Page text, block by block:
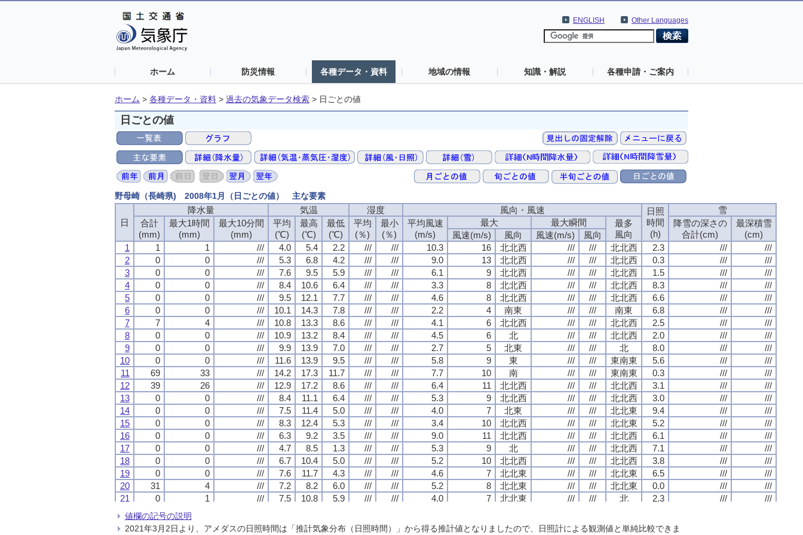
Other Languages
ENGLISH
ホーム 防災情報 各種データ・資料 地域の情報 知識・解説 各種申請・ご案内
ホーム > 各種データ・資料 > 過去の気象データ検索 > 日ごとの値
日ごとの値
野母崎（長崎県) 2008年1月（日ごとの値） 主な要素
日
降水量 気温 湿度 風向・風速
日照
時間
(h)
雪
合計
(mm)
最大1時間
(mm)
最大10分間
(mm)
平均
(℃)
最高
(℃)
最低
(℃)
平均
(％)
最小
(％)
平均風速
(m/s)
最大 最大瞬間
最多
風向
降雪の深さの
合計(cm)
最深積雪
(cm)
風速(m/s) 風向 風速(m/s)
風向
1
1 1 /// 4.0 5.4 2.2 /// /// 10.3 16 北北西 /// /// 北北西 2.3 ///
///
2
0 0 /// 5.3 6.8 4.2 /// /// 9.0 13 北北西 /// /// 北北西 0.3 ///
///
3
0 0 /// 7.6 9.5 5.9 /// /// 6.1 9 北北西 /// /// 北北西 1.5 ///
///
4
0 0 /// 8.4 10.6 6.4 /// /// 3.3 8 北北西 /// /// 北北西 8.3 ///
///
5
0 0 /// 9.5 12.1 7.7 /// /// 4.6 8 北北西 /// /// 北北西 6.6 ///
///
6
0 0 /// 10.1 14.3 7.8 /// /// 2.2 4 南東 /// /// 南東 6.8 ///
///
7
7 4 /// 10.8 13.3 8.6 /// /// 4.1 6 北北西 /// /// 北北西 2.5 ///
///
8
0 0 /// 10.9 13.2 8.4 /// /// 4.5 6 北 /// /// 北北西 2.0 ///
///
9
0 0 /// 9.9 13.9 7.0 /// /// 2.7 5 北東 /// /// 北 8.0 ///
///
10
0 0 /// 11.6 13.9 9.5 /// /// 5.8 9 東 /// /// 東南東 5.6 ///
///
11
69 33 /// 14.2 17.3 11.7 /// /// 7.7 10 南 /// /// 東南東 0.3 ///
///
12
39 26 /// 12.9 17.2 8.6 /// /// 6.4 11 北北西 /// /// 北北西 3.1 ///
///
13
0 0 /// 8.4 11.1 6.4 /// /// 5.3 9 北北西 /// /// 北北西 3.0 ///
///
14
0 0 /// 7.5 11.4 5.0 /// /// 4.0 7 北東 /// /// 北北東 9.4 ///
///
15
0 0 /// 8.3 12.4 5.3 /// /// 3.4 10 北北西 /// /// 北北東 5.2 ///
///
16
0 0 /// 6.3 9.2 3.5 /// /// 9.0 11 北北西 /// /// 北北西 6.1 ///
///
17
0 0 /// 4.7 8.5 1.3 /// /// 5.3 9 北 /// /// 北北西 7.1 ///
///
18
0 0 /// 6.7 10.4 5.0 /// /// 5.2 10 北北西 /// /// 北北西 3.8 ///
///
19
0 0 /// 7.6 11.7 4.3 /// /// 4.6 7 北北東 /// /// 北北東 6.5 ///
///
20
31 4 /// 7.2 8.2 6.0 /// /// 5.2 8 北北東 /// /// 北北東 0.0 ///
///
21
0 1 /// 7.5 10.8 5.9 /// /// 4.0 7 北北東 /// /// 北 2.3 ///
///
22
7
23
1 1 /// 8.3 10.3 5.1 /// 6.3 11 北北西 /// 北北西 0.2
日
降水量 気温 湿度 風向・風速
日照
時間
(h)
雪
合計
(mm)
最大1時間
(mm)
最大10分間
(mm)
平均
(℃)
最高
(℃)
最低
(℃)
平均
(％)
最小
(％)
平均風速
(m/s)
最大 最大瞬間
最多
風向
降雪の深さの
合計(cm)
最深積雪
(cm)
風速(m/s) 風向 風速(m/s)
風向
1
1 1 /// 4.0 5.4 2.2 /// /// 10.3 16 北北西 /// /// 北北西 2.3 ///
///
2
0 0 /// 5.3 6.8 4.2 /// /// 9.0 13 北北西 /// /// 北北西 0.3 ///
///
3
0 0 /// 7.6 9.5 5.9 /// /// 6.1 9 北北西 /// /// 北北西 1.5 ///
///
4
0 0 /// 8.4 10.6 6.4 /// /// 3.3 8 北北西 /// /// 北北西 8.3 ///
///
5
0 0 /// 9.5 12.1 7.7 /// /// 4.6 8 北北西 /// /// 北北西 6.6 ///
///
6
0 0 /// 10.1 14.3 7.8 /// /// 2.2 4 南東 /// /// 南東 6.8 ///
///
7
7 4 /// 10.8 13.3 8.6 /// /// 4.1 6 北北西 /// /// 北北西 2.5 ///
///
8
0 0 /// 10.9 13.2 8.4 /// /// 4.5 6 北 /// /// 北北西 2.0 ///
///
9
0 0 /// 9.9 13.9 7.0 /// /// 2.7 5 北東 /// /// 北 8.0 ///
///
10
0 0 /// 11.6 13.9 9.5 /// /// 5.8 9 東 /// /// 東南東 5.6 ///
///
11
69 33 /// 14.2 17.3 11.7 /// /// 7.7 10 南 /// /// 東南東 0.3 ///
///
12
39 26 /// 12.9 17.2 8.6 /// /// 6.4 11 北北西 /// /// 北北西 3.1 ///
///
13
0 0 /// 8.4 11.1 6.4 /// /// 5.3 9 北北西 /// /// 北北西 3.0 ///
///
14
0 0 /// 7.5 11.4 5.0 /// /// 4.0 7 北東 /// /// 北北東 9.4 ///
///
15
0 0 /// 8.3 12.4 5.3 /// /// 3.4 10 北北西 /// /// 北北東 5.2 ///
///
16
0 0 /// 6.3 9.2 3.5 /// /// 9.0 11 北北西 /// /// 北北西 6.1 ///
///
17
0 0 /// 4.7 8.5 1.3 /// /// 5.3 9 北 /// /// 北北西 7.1 ///
///
18
0 0 /// 6.7 10.4 5.0 /// /// 5.2 10 北北西 /// /// 北北西 3.8 ///
///
19
0 0 /// 7.6 11.7 4.3 /// /// 4.6 7 北北東 /// /// 北北東 6.5 ///
///
20
31 4 /// 7.2 8.2 6.0 /// /// 5.2 8 北北東 /// /// 北北東 0.0 ///
///
21
0 1 /// 7.5 10.8 5.9 /// /// 4.0 7 北北東 /// /// 北 2.3 ///
///
22
7
23
1 1 /// 8.3 10.3 5.1 /// 6.3 11 北北西 /// 北北西 0.2
日
降水量 気温 湿度 風向・風速
日照
時間
(h)
雪
合計
(mm)
最大1時間
(mm)
最大10分間
(mm)
平均
(℃)
最高
(℃)
最低
(℃)
平均
(％)
最小
(％)
平均風速
(m/s)
最大 最大瞬間
最多
風向
降雪の深さの
合計(cm)
最深積雪
(cm)
風速(m/s) 風向 風速(m/s)
風向
1
1 1 /// 4.0 5.4 2.2 /// /// 10.3 16 北北西 /// /// 北北西 2.3 ///
///
2
0 0 /// 5.3 6.8 4.2 /// /// 9.0 13 北北西 /// /// 北北西 0.3 ///
///
3
0 0 /// 7.6 9.5 5.9 /// /// 6.1 9 北北西 /// /// 北北西 1.5 ///
///
4
0 0 /// 8.4 10.6 6.4 /// /// 3.3 8 北北西 /// /// 北北西 8.3 ///
///
5
0 0 /// 9.5 12.1 7.7 /// /// 4.6 8 北北西 /// /// 北北西 6.6 ///
///
6
0 0 /// 10.1 14.3 7.8 /// /// 2.2 4 南東 /// /// 南東 6.8 ///
///
7
7 4 /// 10.8 13.3 8.6 /// /// 4.1 6 北北西 /// /// 北北西 2.5 ///
///
8
0 0 /// 10.9 13.2 8.4 /// /// 4.5 6 北 /// /// 北北西 2.0 ///
///
9
0 0 /// 9.9 13.9 7.0 /// /// 2.7 5 北東 /// /// 北 8.0 ///
///
10
0 0 /// 11.6 13.9 9.5 /// /// 5.8 9 東 /// /// 東南東 5.6 ///
///
11
69 33 /// 14.2 17.3 11.7 /// /// 7.7 10 南 /// /// 東南東 0.3 ///
///
12
39 26 /// 12.9 17.2 8.6 /// /// 6.4 11 北北西 /// /// 北北西 3.1 ///
///
13
0 0 /// 8.4 11.1 6.4 /// /// 5.3 9 北北西 /// /// 北北西 3.0 ///
///
14
0 0 /// 7.5 11.4 5.0 /// /// 4.0 7 北東 /// /// 北北東 9.4 ///
///
15
0 0 /// 8.3 12.4 5.3 /// /// 3.4 10 北北西 /// /// 北北東 5.2 ///
///
16
0 0 /// 6.3 9.2 3.5 /// /// 9.0 11 北北西 /// /// 北北西 6.1 ///
///
17
0 0 /// 4.7 8.5 1.3 /// /// 5.3 9 北 /// /// 北北西 7.1 ///
///
18
0 0 /// 6.7 10.4 5.0 /// /// 5.2 10 北北西 /// /// 北北西 3.8 ///
///
19
0 0 /// 7.6 11.7 4.3 /// /// 4.6 7 北北東 /// /// 北北東 6.5 ///
///
20
31 4 /// 7.2 8.2 6.0 /// /// 5.2 8 北北東 /// /// 北北東 0.0 ///
///
21
0 1 /// 7.5 10.8 5.9 /// /// 4.0 7 北北東 /// /// 北 2.3 ///
///
22
7
23
1 1 /// 8.3 10.3 5.1 /// 6.3 11 北北西 /// 北北西 0.2
日
降水量 気温 湿度 風向・風速
日照
時間
(h)
雪
合計
(mm)
最大1時間
(mm)
最大10分間
(mm)
平均
(℃)
最高
(℃)
最低
(℃)
平均
(％)
最小
(％)
平均風速
(m/s)
最大 最大瞬間
最多
風向
降雪の深さの
合計(cm)
最深積雪
(cm)
風速(m/s) 風向 風速(m/s)
風向
1
1 1 /// 4.0 5.4 2.2 /// /// 10.3 16 北北西 /// /// 北北西 2.3 ///
///
2
0 0 /// 5.3 6.8 4.2 /// /// 9.0 13 北北西 /// /// 北北西 0.3 ///
///
3
0 0 /// 7.6 9.5 5.9 /// /// 6.1 9 北北西 /// /// 北北西 1.5 ///
///
4
0 0 /// 8.4 10.6 6.4 /// /// 3.3 8 北北西 /// /// 北北西 8.3 ///
///
5
0 0 /// 9.5 12.1 7.7 /// /// 4.6 8 北北西 /// /// 北北西 6.6 ///
///
6
0 0 /// 10.1 14.3 7.8 /// /// 2.2 4 南東 /// /// 南東 6.8 ///
///
7
7 4 /// 10.8 13.3 8.6 /// /// 4.1 6 北北西 /// /// 北北西 2.5 ///
///
8
0 0 /// 10.9 13.2 8.4 /// /// 4.5 6 北 /// /// 北北西 2.0 ///
///
9
0 0 /// 9.9 13.9 7.0 /// /// 2.7 5 北東 /// /// 北 8.0 ///
///
10
0 0 /// 11.6 13.9 9.5 /// /// 5.8 9 東 /// /// 東南東 5.6 ///
///
11
69 33 /// 14.2 17.3 11.7 /// /// 7.7 10 南 /// /// 東南東 0.3 ///
///
12
39 26 /// 12.9 17.2 8.6 /// /// 6.4 11 北北西 /// /// 北北西 3.1 ///
///
13
0 0 /// 8.4 11.1 6.4 /// /// 5.3 9 北北西 /// /// 北北西 3.0 ///
///
14
0 0 /// 7.5 11.4 5.0 /// /// 4.0 7 北東 /// /// 北北東 9.4 ///
///
15
0 0 /// 8.3 12.4 5.3 /// /// 3.4 10 北北西 /// /// 北北東 5.2 ///
///
16
0 0 /// 6.3 9.2 3.5 /// /// 9.0 11 北北西 /// /// 北北西 6.1 ///
///
17
0 0 /// 4.7 8.5 1.3 /// /// 5.3 9 北 /// /// 北北西 7.1 ///
///
18
0 0 /// 6.7 10.4 5.0 /// /// 5.2 10 北北西 /// /// 北北西 3.8 ///
///
19
0 0 /// 7.6 11.7 4.3 /// /// 4.6 7 北北東 /// /// 北北東 6.5 ///
///
20
31 4 /// 7.2 8.2 6.0 /// /// 5.2 8 北北東 /// /// 北北東 0.0 ///
///
21
0 1 /// 7.5 10.8 5.9 /// /// 4.0 7 北北東 /// /// 北 2.3 ///
///
22
7
23
1 1 /// 8.3 10.3 5.1 /// 6.3 11 北北西 /// 北北西 0.2
値欄の記号の説明
2021年3月2日より、アメダスの日照時間は「推計気象分布（日照時間）」から得る推計値となりましたので、日照計による観測値と単純比較できま